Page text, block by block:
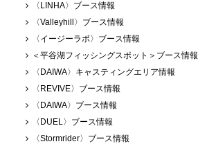
〈LINHA〉ブース情報
〈Valleyhill〉ブース情報
〈イージーラボ〉ブース情報
＜平谷湖フィッシングスポット＞ブース情報
〈DAIWA〉キャスティングエリア情報
〈REVIVE〉ブース情報
〈DAIWA〉ブース情報
〈DUEL〉ブース情報
〈Stormrider〉ブース情報